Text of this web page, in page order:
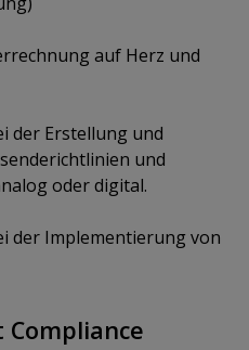
auf Herz und
der Erstellung und
und
oder digital.
der Implementierung von